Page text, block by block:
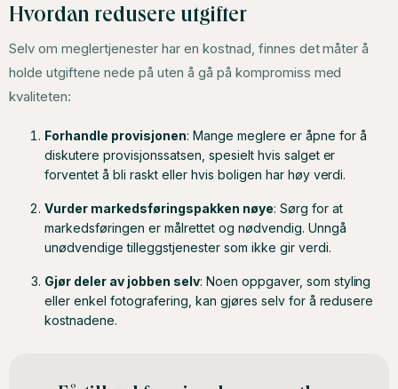
Hvordan redusere utgifter
Selv om meglertjenester har en kostnad, finnes det måter å
holde utgiftene nede på uten å gå på kompromiss med
kvaliteten:
Forhandle provisjonen: Mange meglere er åpne for å
diskutere provisjonssatsen, spesielt hvis salget er
forventet å bli raskt eller hvis boligen har høy verdi.
Vurder markedsføringspakken nøye: Sørg for at
markedsføringen er målrettet og nødvendig. Unngå
unødvendige tilleggstjenester som ikke gir verdi.
Gjør deler av jobben selv: Noen oppgaver, som styling
eller enkel fotografering, kan gjøres selv for å redusere
kostnadene.